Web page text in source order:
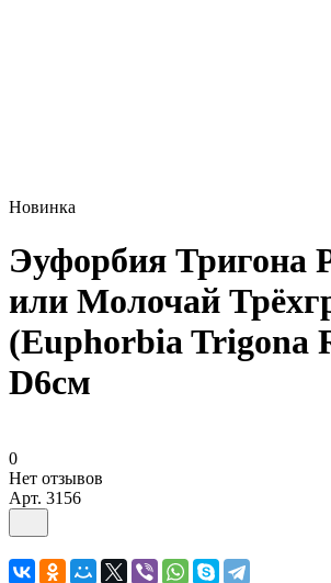
Новинка
Эуфорбия Тригона
или Молочай
(Euphorbia Trigona
D6см
0
Нет отзывов
Арт. 3156